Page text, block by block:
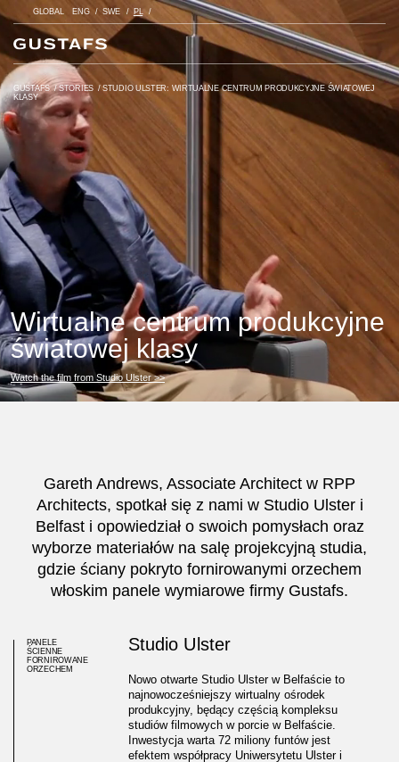
GLOBAL ENG SWE PL
GUSTAFS /STORIES /STUDIO ULSTER: WIRTUALNE CENTRUM PRODUKCYJNE ŚWIATOWEJ
KLASY
Wirtualne centrum produkcyjne
światowej klasy
Watch the film from Studio Ulster >>
Gareth Andrews, Associate Architect w RPP
Architects, spotkał się z nami w Studio Ulsteri
Belfast i opowiedział o swoich pomysłach oraz
wyborze materiałów na salę projekcyjną studia,
gdzie ściany pokryto fornirowanymi orzechem
włoskim panele wymiarowe firmy Gustafs.
PANELE
ŚCIENNE
FORNIROWANE
ORZECHEM
Studio Ulster
Nowo otwarte Studio Ulster w Belfaście to
najnowocześniejszy wirtualny ośrodek
produkcyjny, będący częścią kompleksu
studiów filmowych w porcie w Belfaście.
Inwestycja warta 72 miliony funtów jest
efektem współpracy Uniwersytetu Ulster i